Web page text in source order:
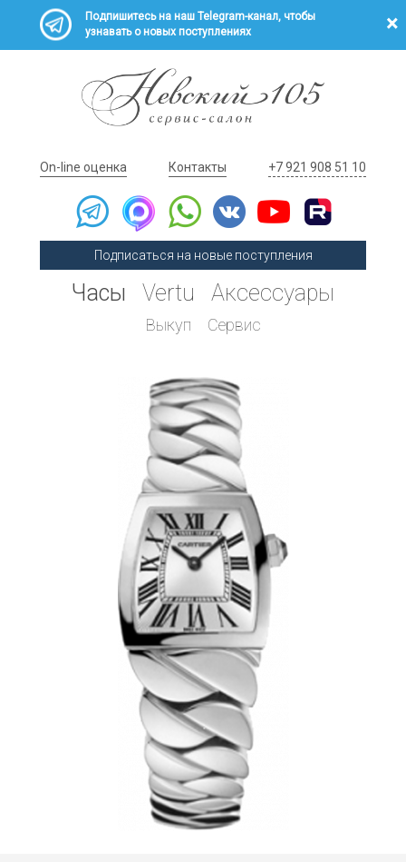
Подпишитесь на наш Telegram-канал, чтобы
узнавать о новых поступлениях
On-line оценка Контакты +7 921 908 51 10
Подписаться на новые поступления
Часы Vertu Аксессуары
Выкуп Сервис